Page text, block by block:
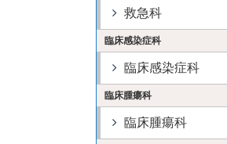
針
病院沿革
病院組織図
特定機能病院
指定医療機関
救急科
臨床感染症科
臨床感染症科
臨床腫瘍科
臨床腫瘍科